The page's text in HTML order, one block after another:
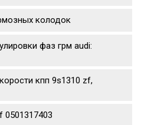
колодок
фаз грм audi:
кпп 9s1310 zf,
0501317403